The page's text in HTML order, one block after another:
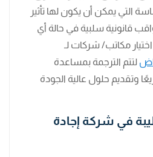
التي يمكن أن يكون لها تأثير
قانونية سلبية في حالة أي
مكاتب/ شركات لـ
لتتم الترجمة بمساعدة
وتقديم حلول عالية الجودة
في شركة إجادة